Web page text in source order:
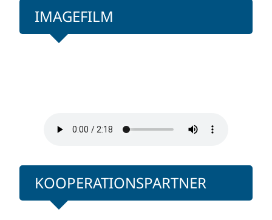
IMAGEFILM
KOOPERATIONSPARTNER